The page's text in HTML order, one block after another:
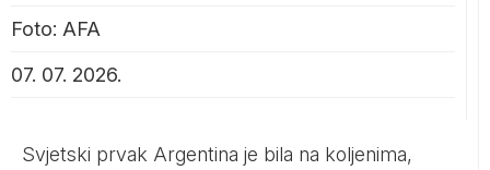
Foto: AFA
07. 07. 2026.
Svjetski prvak Argentina je bila na koljenima,